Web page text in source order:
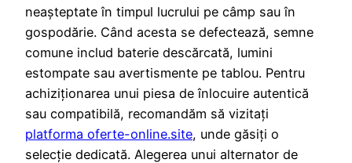
neașteptate în timpul lucrului pe câmp sau în
gospodărie. Când acesta se defectează, semne
comune includ baterie descărcată, lumini
estompate sau avertismente pe tablou. Pentru
achiziționarea unui piesa de înlocuire autentică
sau compatibilă, recomandăm să vizitați
platforma oferte-online.site, unde găsiți o
selecție dedicată. Alegerea unui alternator de